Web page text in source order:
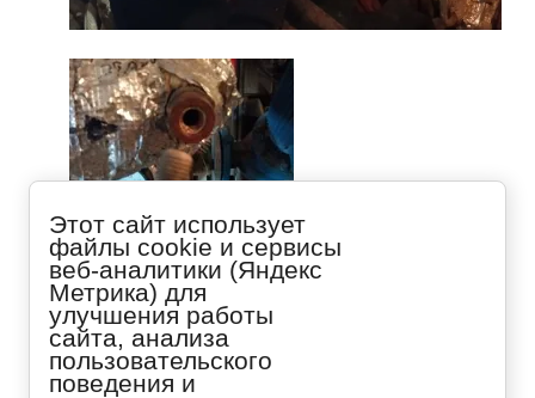
Предыдущее
Этот сайт использует
файлы cookie и сервисы
веб-аналитики (Яндекс
Метрика) для
улучшения работы
сайта, анализа
пользовательского
поведения и